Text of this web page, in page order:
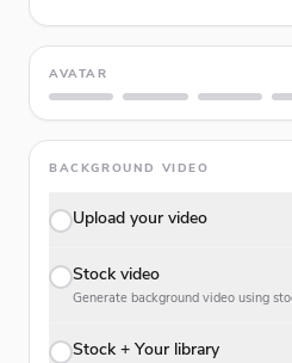
AVATAR
BACKGROUND VIDEO
Upload your video
Stock video
Generate background video using
Stock + Your library